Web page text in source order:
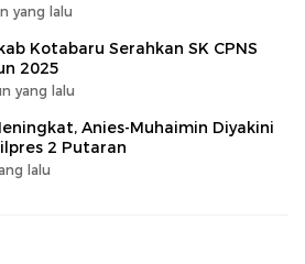
yang lalu
Kotabaru Serahkan SK CPNS
2025
yang lalu
Anies-Muhaimin Diyakini
2 Putaran
lalu